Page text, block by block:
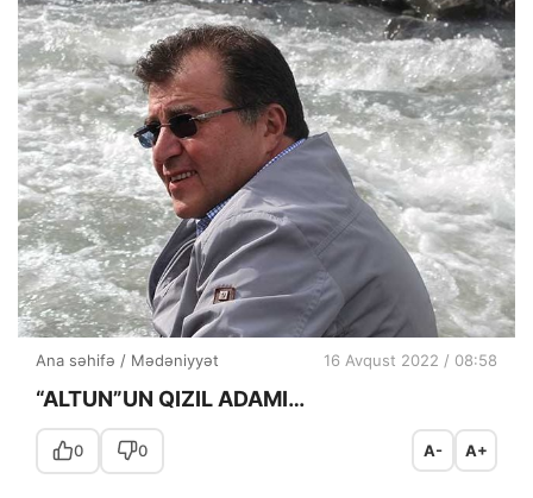
Ana səhifə / Mədəniyyət 16 Avqust 2022 / 08:58
“ALTUN”UN QIZIL ADAMI…
0 0 A- A+